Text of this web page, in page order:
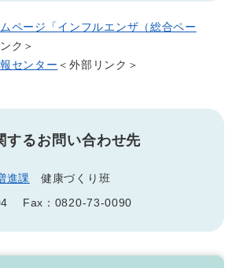
ページ「インフルエンザ（総合ペー
ク＞
センター ＜外部リンク＞
するお問い合わせ先
進課
健康づくり班
Fax：0820-73-0090